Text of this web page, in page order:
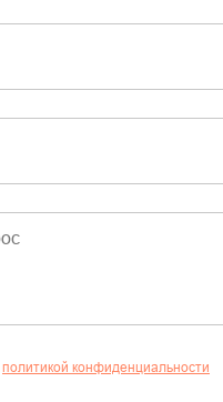
политикой конфиденциальности